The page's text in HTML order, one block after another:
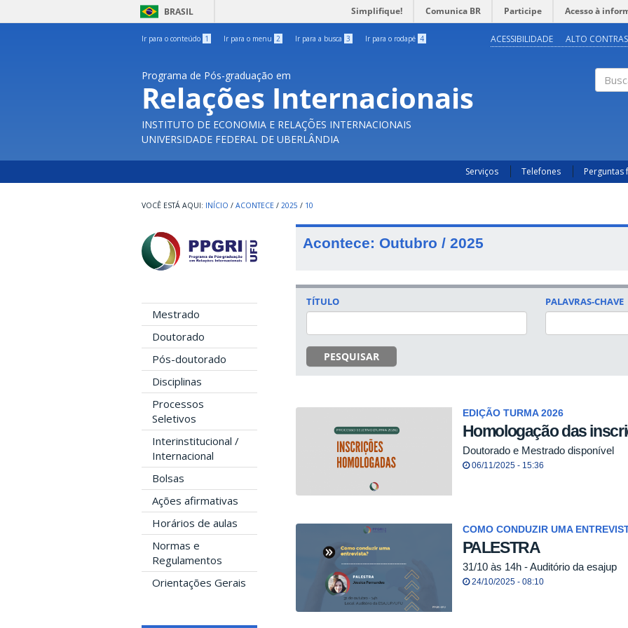
BRASIL Simplifique! Comunica BR Participe Acesso à
Ir para o conteúdo 1 Ir para o menu 2 Ir para a busca 3 Ir para o rodapé 4 ACESSIBILIDADE ALTO
Programa de Pós-graduação em
Relações Internacionais
INSTITUTO DE ECONOMIA E RELAÇÕES INTERNACIONAIS
UNIVERSIDADE FEDERAL DE UBERLÂNDIA
Serviços Telefones Perguntas
INÍCIO / ACONTECE / 2025 / 10
Mestrado
Doutorado
Pós-doutorado
Disciplinas
Processos
Seletivos
Interinstitucional /
Internacional
Bolsas
Ações afirmativas
Horários de aulas
Normas e
Regulamentos
Orientações Gerais
Acontece: Outubro / 2025
TÍTULO
PESQUISAR
PALAVRAS-CHAVE
EDIÇÃO TURMA 2026
Homologação das
Doutorado e Mestrado disponível
06/11/2025 - 15:36
COMO CONDUZIR UMA
PALESTRA
31/10 às 14h - Auditório da esajup
24/10/2025 - 08:10